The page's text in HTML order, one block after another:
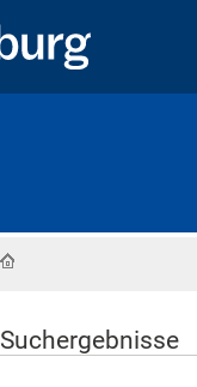
Suchergebnisse